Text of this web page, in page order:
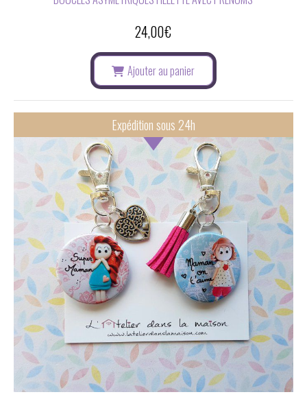
24,00€
Ajouter au panier
Expédition sous 24h